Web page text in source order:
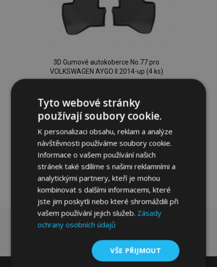
3D Gumové autokoberce No.77 pro
VOLKSWAGEN AYGO II 2014-up (4 ks)
Přidat Do Košíku
Přidat
k
oblíbeným
Tyto webové stránky
používají soubory cookie.
K personalizaci obsahu, reklam a analýze
návštěvnosti používáme soubory cookie.
Informace o vašem používání našich
stránek také sdílíme s našimi reklamními a
analytickými partnery, kteří je mohou
kombinovat s dalšími informacemi, které
jste jim poskytli nebo které shromáždili při
vašem používání jejich služeb. Zásady
ochrany osobních údajů
VŠE PŘIJMOUT